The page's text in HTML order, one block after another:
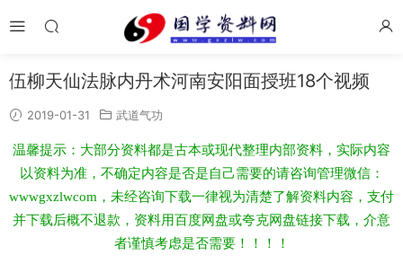
伍柳天仙法脉内丹术河南安阳面授班18个视频
2019-01-31 武道气功
温馨提示：大部分资料都是古本或现代整理内部资料，实际内容
以资料为准，不确定内容是否是自己需要的请咨询管理微信：
wwwgxzlwcom，未经咨询下载一律视为清楚了解资料内容，支付
并下载后概不退款，资料用百度网盘或夸克网盘链接下载，介意
者谨慎考虑是否需要！！！！